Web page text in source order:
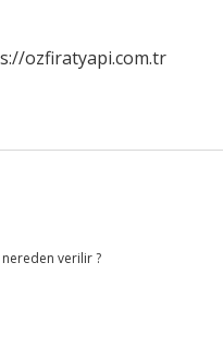
ozfiratyapi.com.tr
verilir ?